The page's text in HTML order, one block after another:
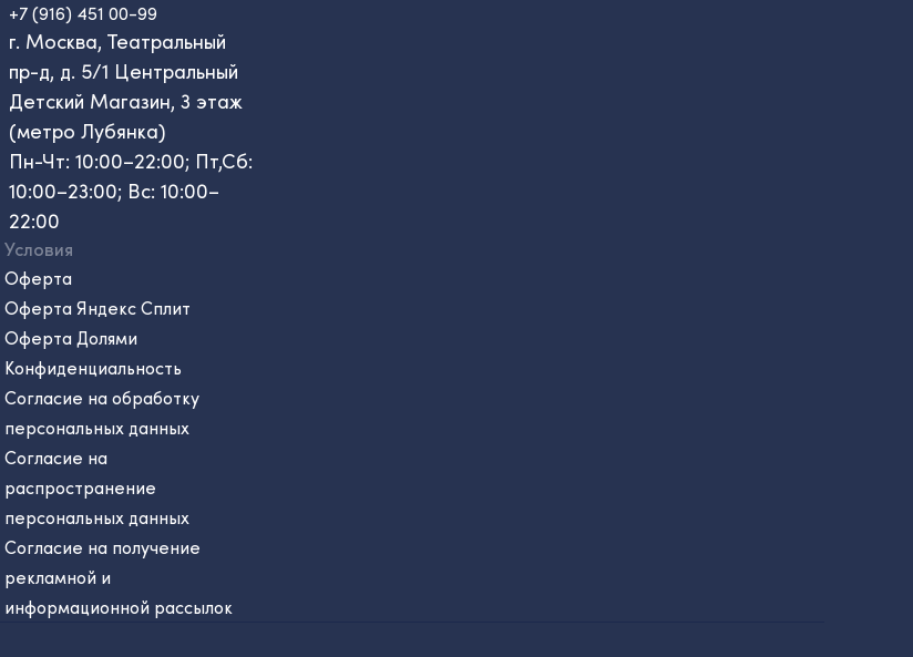
+7 (916) 451 00-99
г. Москва, Театральный
пр-д, д. 5/1 Центральный
Детский Магазин, 3 этаж
(метро Лубянка)
Пн-Чт: 10:00–22:00; Пт,Сб:
10:00–23:00; Вс: 10:00–
22:00
Условия
Оферта
Оферта Яндекс Сплит
Оферта Долями
Конфиденциальность
Согласие на обработку
персональных данных
Согласие на
распространение
персональных данных
Согласие на получение
рекламной и
информационной рассылок